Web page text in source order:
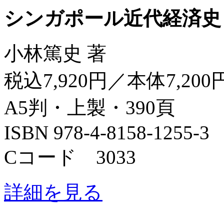
シンガポール近代経済史
小林篤史 著
税込7,920円／本体7,200
A5判・上製・390頁
ISBN 978-4-8158-1255-3
Cコード 3033
詳細を見る